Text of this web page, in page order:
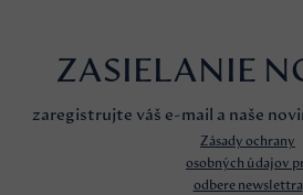
ZASIELANIE
zaregistrujte váš e-mail a naše
Zásady ochrany
osobných údajov
odbere newslettra